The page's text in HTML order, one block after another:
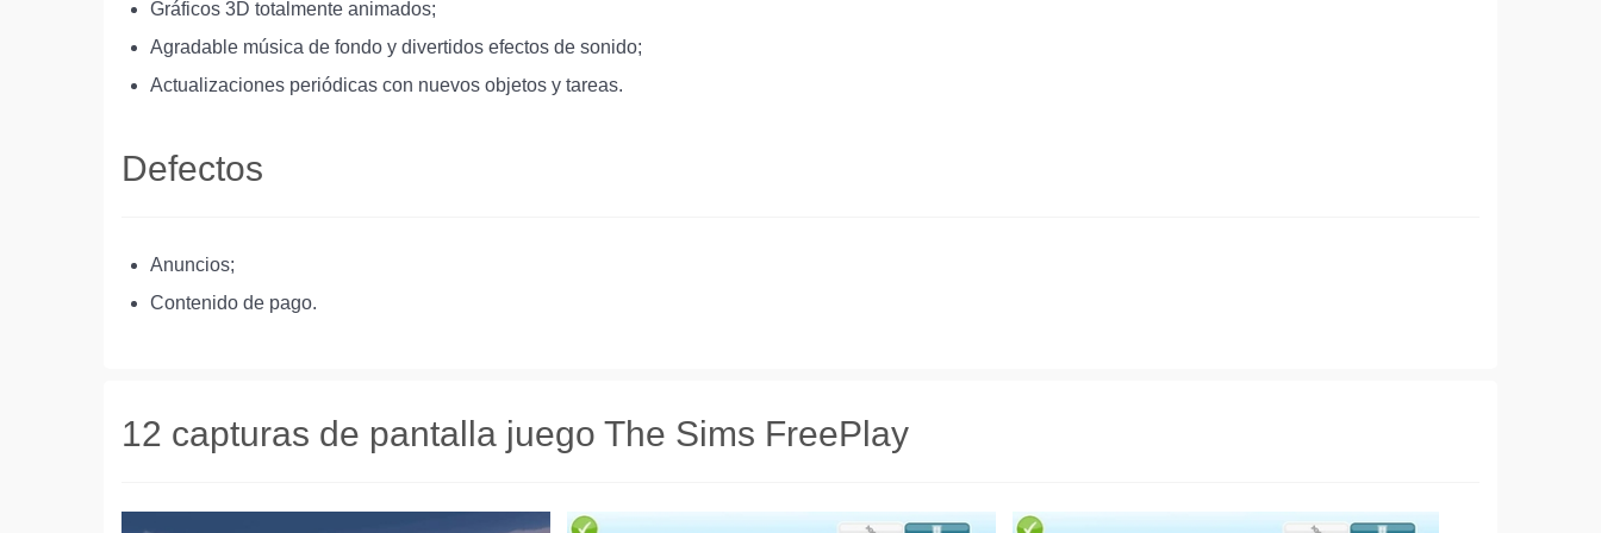
Gráficos 3D totalmente animados;
Agradable música de fondo y divertidos efectos de sonido;
Actualizaciones periódicas con nuevos objetos y tareas.
Defectos
Anuncios;
Contenido de pago.
12 capturas de pantalla juego The Sims FreePlay